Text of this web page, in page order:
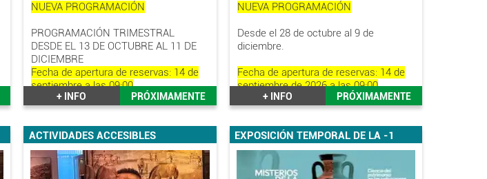
NUEVA PROGRAMACIÓN
PROGRAMACIÓN TRIMESTRAL
DESDE EL 13 DE OCTUBRE AL 11 DE
DICIEMBRE
Fecha de apertura de reservas: 14 de
septiembre a las 09:00
+ INFO PRÓXIMAMENTE
NUEVA PROGRAMACIÓN
Desde el 28 de octubre al 9 de
diciembre.
Fecha de apertura de reservas: 14 de
septiembre de 2026 a las 09:00
+ INFO PRÓXIMAMENTE
ACTIVIDADES ACCESIBLES EXPOSICIÓN TEMPORAL DE LA -1